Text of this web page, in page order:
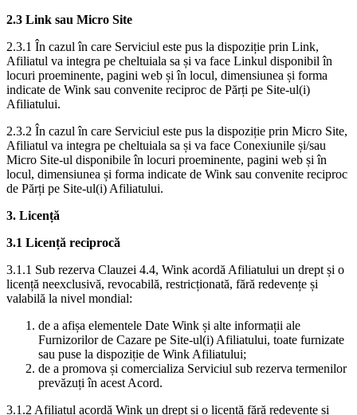
2.3 Link sau Micro Site
2.3.1 În cazul în care Serviciul este pus la dispoziție prin Link,
Afiliatul va integra pe cheltuiala sa și va face Linkul disponibil în
locuri proeminente, pagini web și în locul, dimensiunea și forma
indicate de Wink sau convenite reciproc de Părți pe Site-ul(i)
Afiliatului.
2.3.2 În cazul în care Serviciul este pus la dispoziție prin Micro Site,
Afiliatul va integra pe cheltuiala sa și va face Conexiunile și/sau
Micro Site-ul disponibile în locuri proeminente, pagini web și în
locul, dimensiunea și forma indicate de Wink sau convenite reciproc
de Părți pe Site-ul(i) Afiliatului.
3. Licență
3.1 Licență reciprocă
3.1.1 Sub rezerva Clauzei 4.4, Wink acordă Afiliatului un drept și o
licență neexclusivă, revocabilă, restricționată, fără redevențe și
valabilă la nivel mondial:
de a afișa elementele Date Wink și alte informații ale
Furnizorilor de Cazare pe Site-ul(i) Afiliatului, toate furnizate
sau puse la dispoziție de Wink Afiliatului;
de a promova și comercializa Serviciul sub rezerva termenilor
prevăzuți în acest Acord.
3.1.2 Afiliatul acordă Wink un drept și o licență fără redevențe și